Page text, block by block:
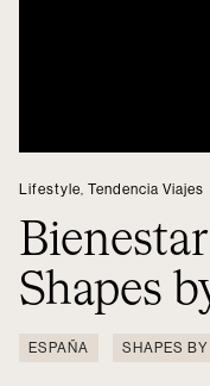
Lifestyle Tendencia Viajes
Shapes
ESPAÑA SHAPES